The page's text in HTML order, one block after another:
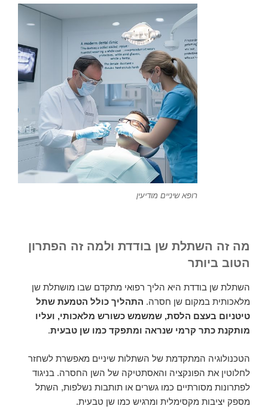
רופא שיניים מודיעין
מה זה השתלת שן בודדת ולמה זה הפתרון
הטוב ביותר
השתלת שן בודדת היא הליך רפואי מתקדם שבו מושתלת שן
מלאכותית במקום שן חסרה. התהליך כולל הטמעת שתל
טיטניום בעצם הלסת, שמשמש כשורש מלאכותי, ועליו
מותקנת כתר קרמי שנראה ומתפקד כמו שן טבעית.
הטכנולוגיה המתקדמת של השתלות שיניים מאפשרת לשחזר
לחלוטין את הפונקציה והאסתטיקה של השן החסרה. בניגוד
לפתרונות מסורתיים כמו גשרים או תותבות נשלפות, השתל
מספק יציבות מקסימלית ומרגיש כמו שן טבעית.